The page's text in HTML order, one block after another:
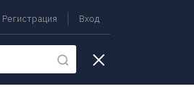
Регистрация Вход